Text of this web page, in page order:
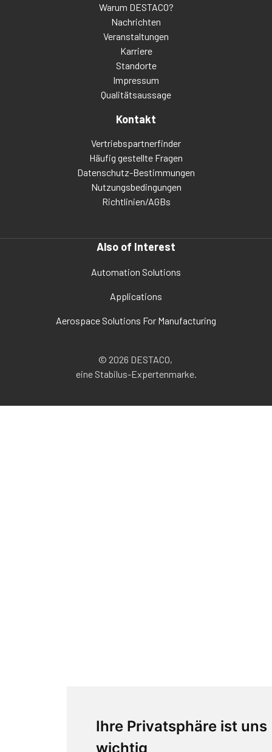
Ihre Privatsphäre ist uns
wichtig
Warum DESTACO?
Nachrichten
Veranstaltungen
Karriere
Standorte
Impressum
Qualitätsaussage
Kontakt
Vertriebspartnerfinder
Häufig gestellte Fragen
Datenschutz-Bestimmungen
Nutzungsbedingungen
Richtlinien/AGBs
Also of Interest
Automation Solutions
Applications
Aerospace Solutions For Manufacturing
© 2026 DESTACO,
eine Stabilus-Expertenmarke.